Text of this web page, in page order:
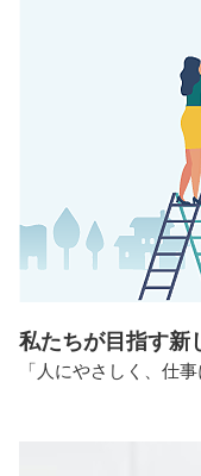
私たちが目指す新
「人にやさしく、仕